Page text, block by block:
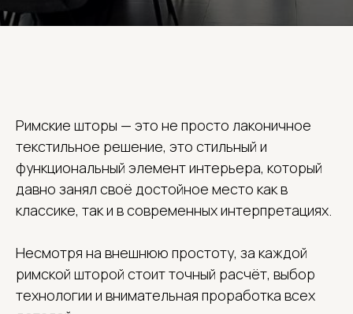
Римские шторы — это не просто лаконичное
текстильное решение, это стильный и
функциональный элемент интерьера, который
давно занял своё достойное место как в
классике, так и в современных интерпретациях.
Несмотря на внешнюю простоту, за каждой
римской шторой стоит точный расчёт, выбор
технологии и внимательная проработка всех